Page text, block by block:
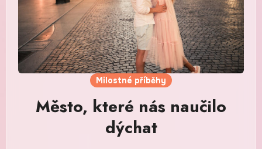
Milostné příběhy
Město, které nás naučilo
dýchat